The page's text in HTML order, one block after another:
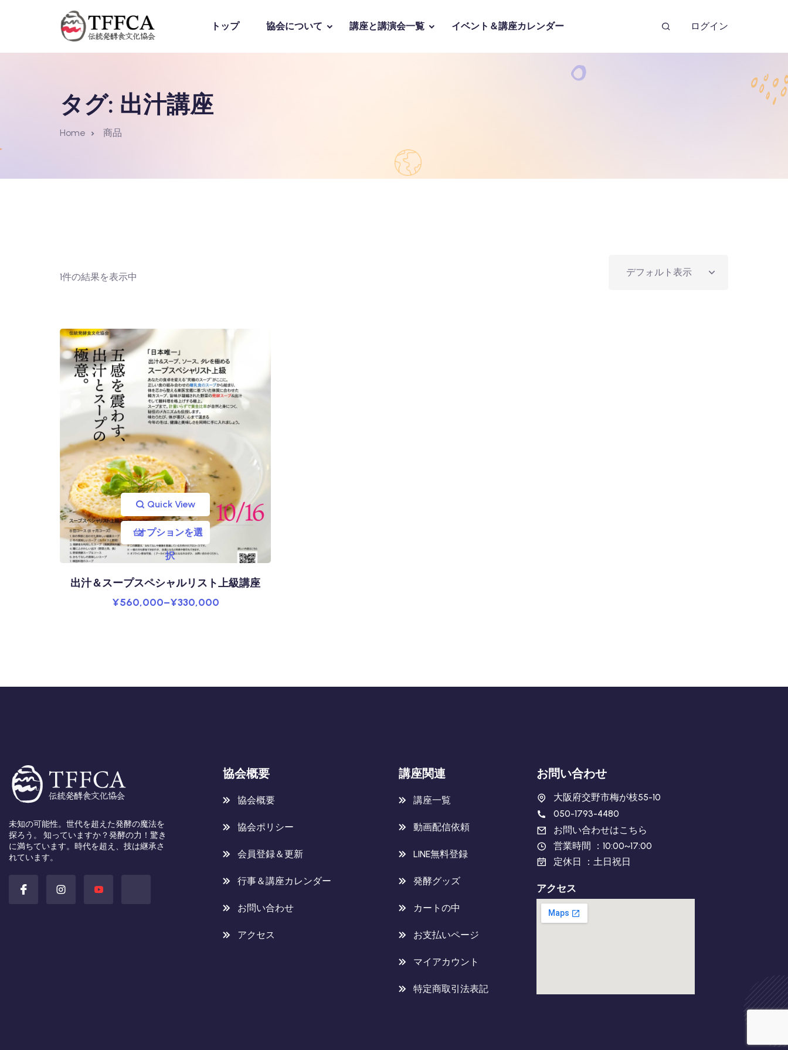
トップ 協会について 講座と講演会一覧 イベント＆講座カレンダー ログイン
タグ: 出汁講座
Home 商品
1件の結果を表示中
Quick View
オプションを選
択
出汁＆スープスペシャルリスト上級講座
¥330,000
–
¥560,000
未知の可能性。世代を超えた発酵の魔法を
探ろう。 知っていますか？発酵の力！驚き
に満ちています。時代を超え、技は継承さ
れています。
協会概要
協会概要
協会ポリシー
会員登録＆更新
行事＆講座カレンダー
お問い合わせ
アクセス
講座関連
講座一覧
動画配信依頼
LINE無料登録
発酵グッズ
カートの中
お支払いページ
マイアカウント
特定商取引法表記
お問い合わせ
大阪府交野市梅が枝55-10
050-1793-4480
お問い合わせはこちら
営業時間 ：10:00~17:00
定休日 ：土日祝日
アクセス